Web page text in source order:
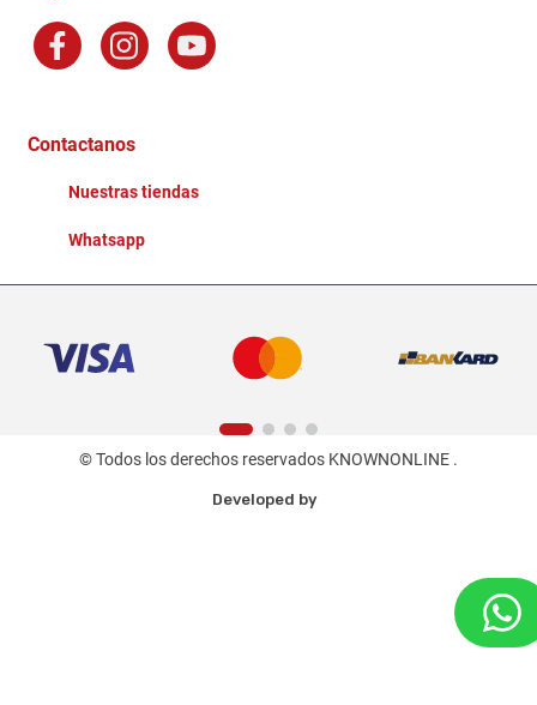
Factura Electronica
Ganadores - Promociones
Contactanos
Nuestras tiendas
Whatsapp
© Todos los derechos reservados KNOWNONLINE .
Developed by